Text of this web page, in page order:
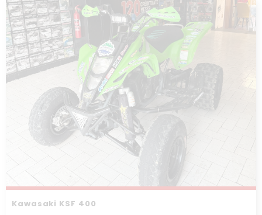
Kawasaki KSF 400